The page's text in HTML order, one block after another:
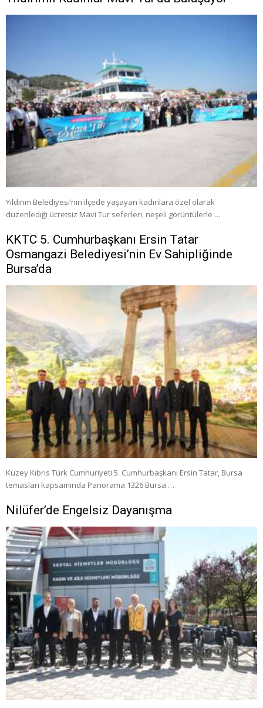
Yıldırım Belediyesi’nin ilçede yaşayan kadınlara özel olarak
düzenlediği ücretsiz Mavi Tur seferleri, neşeli görüntülerle …
KKTC 5. Cumhurbaşkanı Ersin Tatar
Osmangazi Belediyesi’nin Ev Sahipliğinde
Bursa’da
Kuzey Kıbrıs Türk Cumhuriyeti 5. Cumhurbaşkanı Ersin Tatar, Bursa
temasları kapsamında Panorama 1326 Bursa …
Nilüfer’de Engelsiz Dayanışma